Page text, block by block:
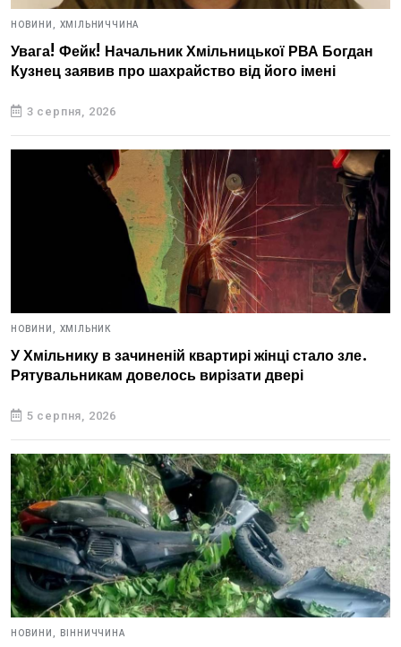
НОВИНИ, ХМІЛЬНИЧЧИНА
Увага! Фейк! Начальник Хмільницької РВА Богдан
Кузнец заявив про шахрайство від його імені
3 серпня, 2026
НОВИНИ, ХМІЛЬНИК
У Хмільнику в зачиненій квартирі жінці стало зле.
Рятувальникам довелось вирізати двері
5 серпня, 2026
НОВИНИ, ВІННИЧЧИНА